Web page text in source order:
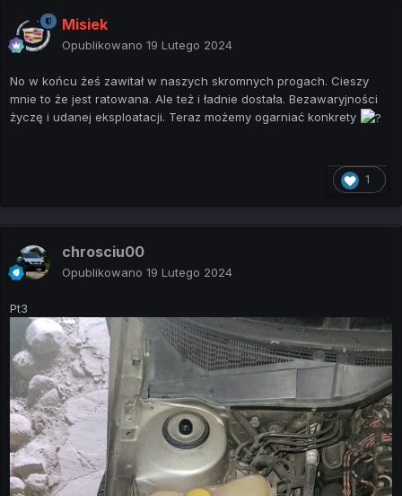
Misiek
Opublikowano 19 Lutego 2024
No w końcu żeś zawitał w naszych skromnych progach. Cieszy
mnie to że jest ratowana. Ale też i ładnie dostała. Bezawaryjności
życzę i udanej eksploatacji. Teraz możemy ogarniać konkrety
1
chrosciu00
Opublikowano 19 Lutego 2024
Pt3